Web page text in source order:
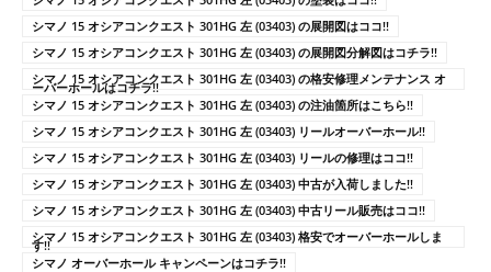
シマノ 15 オシアコンクエスト 301HG 左 (03403) の展開図はココ!!
シマノ 15 オシアコンクエスト 301HG 左 (03403) の展開図分解図はコチラ!!
シマノ 15 オシアコンクエスト 301HG 左 (03403) の格安修理メンテナンス オ
ーバーホールはコチラ!!
シマノ 15 オシアコンクエスト 301HG 左 (03403) の注油箇所はこちら!!
シマノ 15 オシアコンクエスト 301HG 左 (03403) リールオーバーホール!!
シマノ 15 オシアコンクエスト 301HG 左 (03403) リールの修理はココ!!
シマノ 15 オシアコンクエスト 301HG 左 (03403) 中古が入荷しました!!
シマノ 15 オシアコンクエスト 301HG 左 (03403) 中古リール販売はココ!!
シマノ 15 オシアコンクエスト 301HG 左 (03403) 格安でオーバーホールしま
す!!
シマノ オーバーホール キャンペーンはコチラ!!